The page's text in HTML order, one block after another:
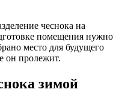
чеснока на
помещения нужно
место для будущего
он пролежит.
зимой